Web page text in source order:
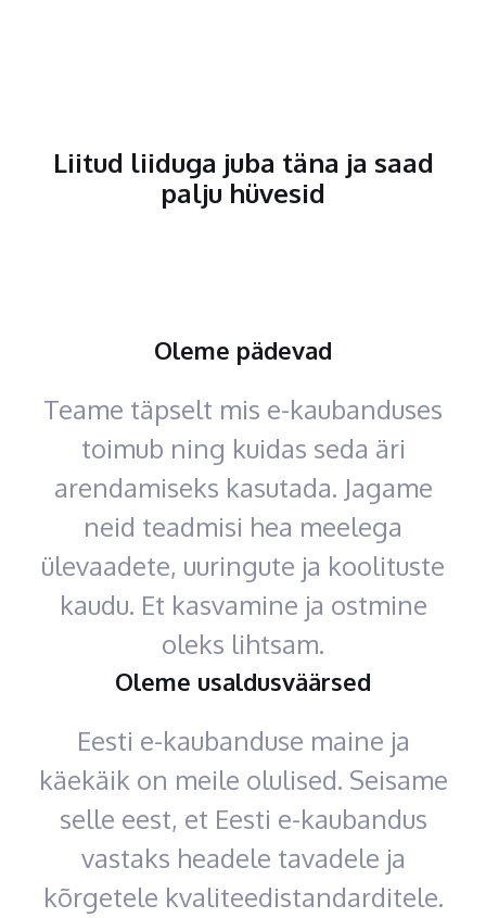
Liitud liiduga juba täna ja saad
palju hüvesid
Oleme pädevad
Teame täpselt mis e-kaubanduses
toimub ning kuidas seda äri
arendamiseks kasutada. Jagame
neid teadmisi hea meelega
ülevaadete, uuringute ja koolituste
kaudu. Et kasvamine ja ostmine
oleks lihtsam.
Oleme usaldusväärsed
Eesti e-kaubanduse maine ja
käekäik on meile olulised. Seisame
selle eest, et Eesti e-kaubandus
vastaks headele tavadele ja
kõrgetele kvaliteedistandarditele.